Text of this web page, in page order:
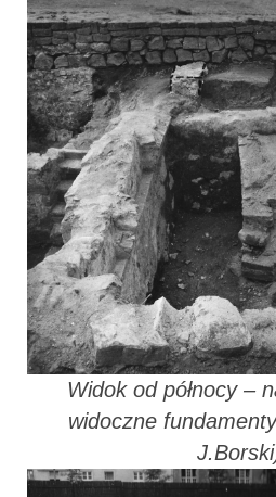
Widok od północy –
widoczne